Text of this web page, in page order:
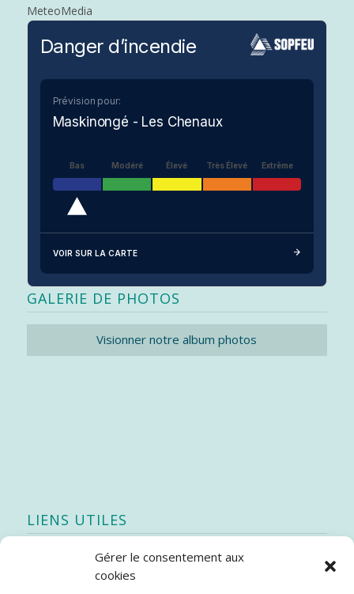
Gérer le consentement aux
cookies
MeteoMedia
Danger d’incendie
Prévision pour:
Maskinongé - Les Chenaux
Bas Modéré Élevé Très Élevé Extrême
VOIR SUR LA CARTE
GALERIE DE PHOTOS
Visionner notre album photos
LIENS UTILES
Quoi de neuf